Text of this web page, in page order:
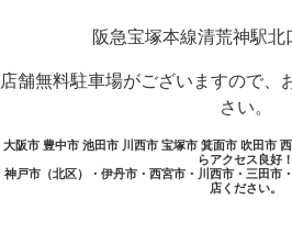
阪急宝塚本線清荒神駅北
店舗無料駐車場がございますので、
さい。
大阪市 豊中市 池田市 川西市 宝塚市 箕面市 吹田市
らアクセス良好！
神戸市（北区）・伊丹市・西宮市・川西市・三田市
店ください。